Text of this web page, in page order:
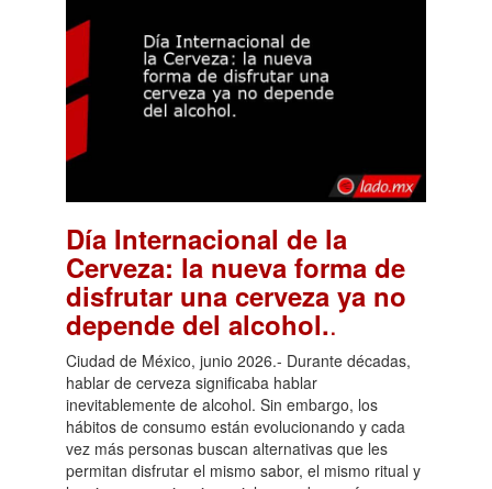
Día Internacional de la
Cerveza: la nueva forma de
disfrutar una cerveza ya no
depende del alcohol..
Ciudad de México, junio 2026.- Durante décadas,
hablar de cerveza significaba hablar
inevitablemente de alcohol. Sin embargo, los
hábitos de consumo están evolucionando y cada
vez más personas buscan alternativas que les
permitan disfrutar el mismo sabor, el mismo ritual y